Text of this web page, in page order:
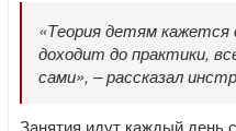
«Теория детям кажется
доходит до практики,
сами», – рассказал
Занятия идут каждый день